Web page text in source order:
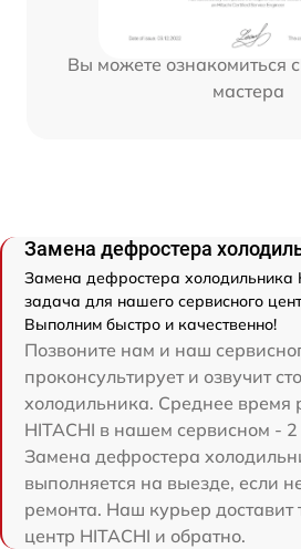
Вы можете ознакомиться
мастера
Замена дефростера
Замена дефростера холодильника
задача для нашего сервисного
Выполним быстро и качественно!
Позвоните нам и наш
проконсультирует и озвучит
холодильника. Среднее время
HITACHI в нашем сервисном - 2
Замена дефростера
выполняется на выезде, если
ремонта. Наш курьер доставит
центр HITACHI и обратно.